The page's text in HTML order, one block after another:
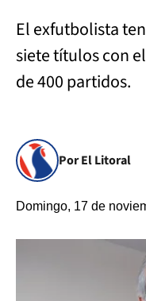
El exfutbolista
siete títulos con
de 400 partidos.
Por El Litoral
Domingo, 17 de